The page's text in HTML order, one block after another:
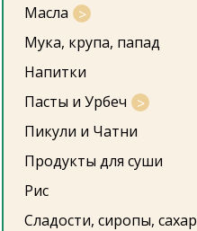
Масла
Мука, крупа, папад
Напитки
Пасты и Урбеч
Пикули и Чатни
Продукты для суши
Рис
Сладости, сиропы, сахар